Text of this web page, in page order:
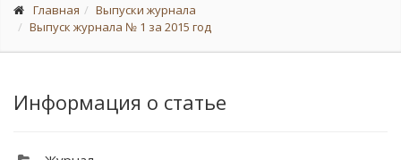
Главная
Выпуски журнала
Выпуск журнала № 1 за 2015 год
Информация о статье